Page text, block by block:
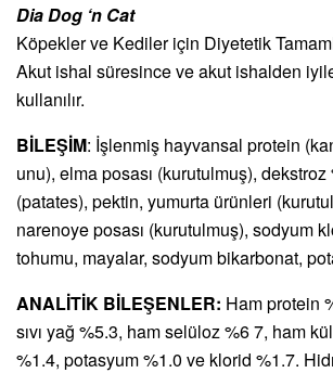
Dia Dog ‘n Cat
Köpekler ve Kediler için Diyetetik
Akut ishal süresince ve akut ishalden
kullanılır.
BİLEŞİM: İşlenmiş hayvansal protein
unu), elma posası (kurutulmuş),
(patates), pektin, yumurta ürünleri
narenoye posası (kurutulmuş), sodyum
tohumu, mayalar, sodyum bikarbonat,
ANALİTİK BİLEŞENLER: Ham protein
sıvı yağ %5.3, ham selüloz %6 7, ham
%1.4, potasyum %1.0 ve klorid %1.7.